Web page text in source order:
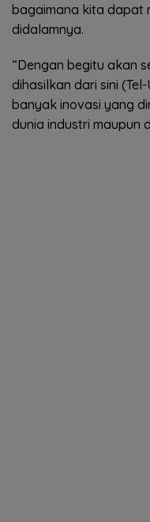
bagaimana kita dapat
didalamnya.
“Dengan begitu akan
dihasilkan dari sini
banyak inovasi yang
dunia industri maupun